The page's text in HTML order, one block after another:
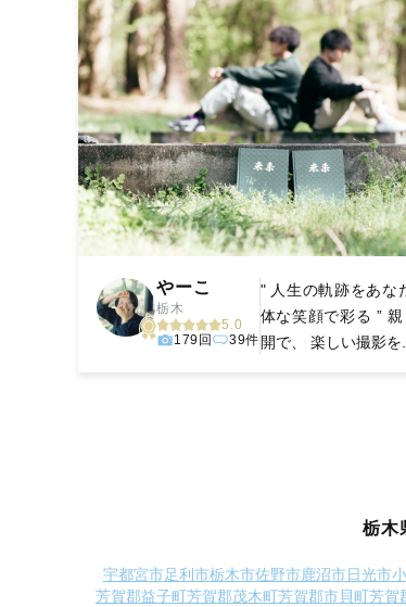
やーこ
栃木
5.0
179回
39件
" 人生の軌跡をあな
体な笑顔で彩る ”
開で、 楽しい撮影を...
栃木
宇都宮市足利市栃木市佐野市鹿沼市日光市
芳賀郡益子町芳賀郡茂木町芳賀郡市貝町芳賀